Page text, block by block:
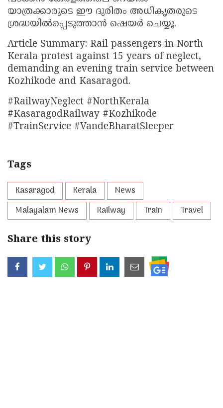
യാത്രക്കാരുടെ ഈ ദുരിതം അധികൃതരുടെ
ശ്രദ്ധയിൽപ്പെടുത്താൻ ഷെയർ ചെയ്യൂ.
Article Summary: Rail passengers in North
Kerala protest against 15 years of neglect,
demanding an evening train service between
Kozhikode and Kasaragod.
#RailwayNeglect #NorthKerala
#KasaragodRailway #Kozhikode
#TrainService #VandeBharatSleeper
Tags
Kasaragod Kerala
News
Malayalam News
Railway Train Travel
Share this story